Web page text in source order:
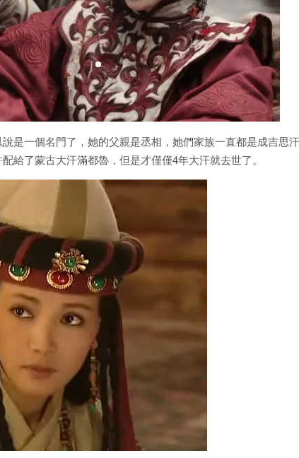
是一個名門了，她的父親是丞相，她們家族一直都是成吉思
給了蒙古大汗滿都魯，但是才僅僅4年大汗就去世了。